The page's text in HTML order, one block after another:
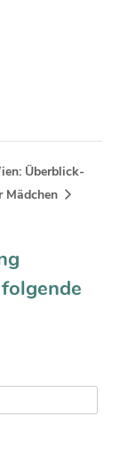
Überblick-
Mädchen